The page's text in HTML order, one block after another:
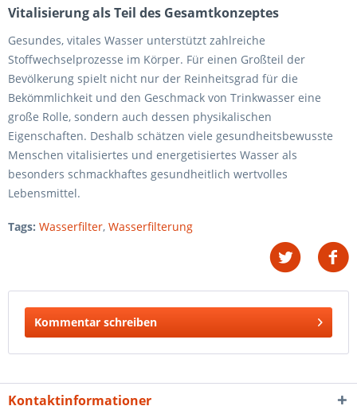
Vitalisierung als Teil des Gesamtkonzeptes
Gesundes, vitales Wasser unterstützt zahlreiche
Stoffwechselprozesse im Körper. Für einen Großteil der
Bevölkerung spielt nicht nur der Reinheitsgrad für die
Bekömmlichkeit und den Geschmack von Trinkwasser eine
große Rolle, sondern auch dessen physikalischen
Eigenschaften. Deshalb schätzen viele gesundheitsbewusste
Menschen vitalisiertes und energetisiertes Wasser als
besonders schmackhaftes gesundheitlich wertvolles
Lebensmittel.
Tags: Wasserfilter, Wasserfilterung
Kommentar schreiben
Kontaktinformationer